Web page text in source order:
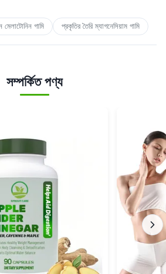
মেলাটোনিন গামি প্রকৃতির তৈরি ম্যাগনেসিয়াম গামি
সম্পর্কিত পণ্য